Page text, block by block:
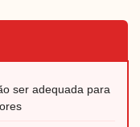
ser adequada para